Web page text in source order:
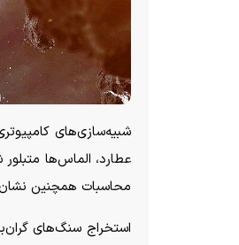
شبیه‌سازی‌های
عطارد، الماس‌ها
محاسبات همچنین نشان داد